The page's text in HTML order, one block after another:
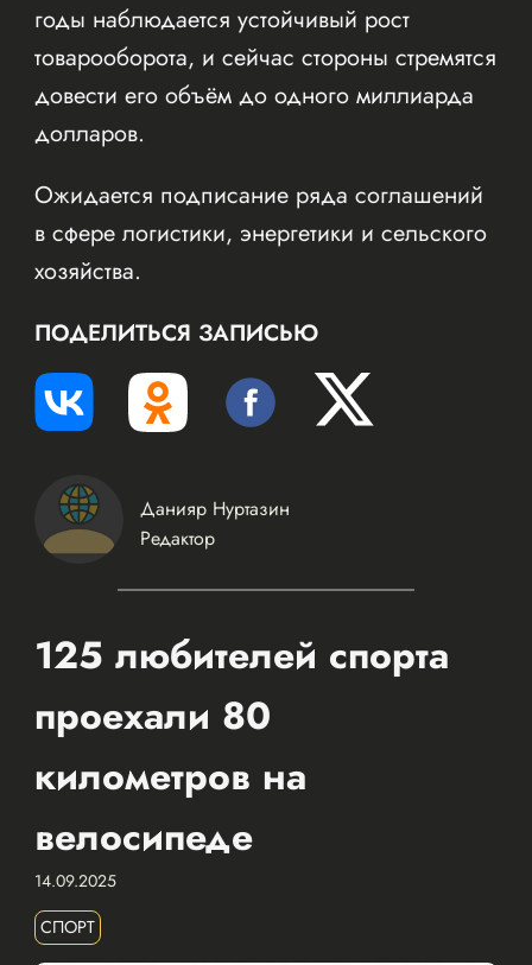
годы наблюдается устойчивый рост
товарооборота, и сейчас стороны стремятся
довести его объём до одного миллиарда
долларов.
Ожидается подписание ряда соглашений
в сфере логистики, энергетики и сельского
хозяйства.
ПОДЕЛИТЬСЯ ЗАПИСЬЮ
Данияр Нуртазин
Редактор
125 любителей спорта
проехали 80
километров на
велосипеде
14.09.2025
СПОРТ